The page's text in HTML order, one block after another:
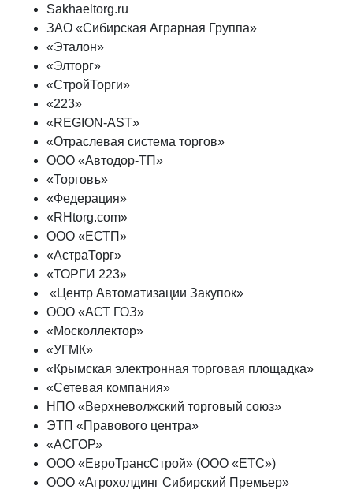
Sakhaeltorg.ru
ЗАО «Сибирская Аграрная Группа»
«Эталон»
«Элторг»
«СтройТорги»
«223»
«REGION-AST»
«Отраслевая система торгов»
ООО «Автодор-ТП»
«Торговъ»
«Федерация»
«RHtorg.com»
ООО «ЕСТП»
«АстраТорг»
«ТОРГИ 223»
«Центр Автоматизации Закупок»
ООО «АСТ ГОЗ»
«Москоллектор»
«УГМК»
«Крымская электронная торговая площадка»
«Сетевая компания»
НПО «Верхневолжский торговый союз»
ЭТП «Правового центра»
«АСГОР»
ООО «ЕвроТрансСтрой» (ООО «ЕТС»)
ООО «Агрохолдинг Сибирский Премьер»